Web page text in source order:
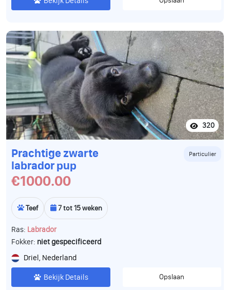
320
Prachtige zwarte
labrador pup
Particulier
€1000.00
Teef 7 tot 15 weken
Ras: Labrador
Fokker: niet gespecificeerd
Driel, Nederland
Bekijk Details Opslaan